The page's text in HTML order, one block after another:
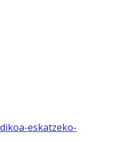
eskatzeko-